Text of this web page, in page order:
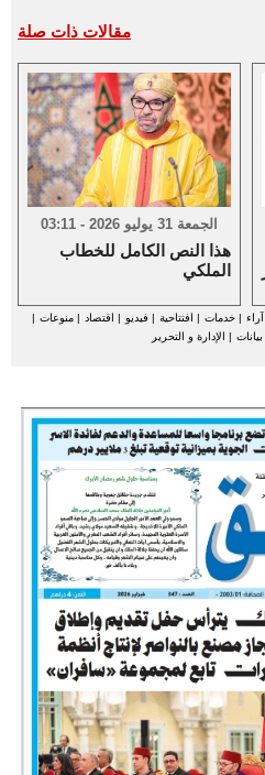
مقالات ذات صلة
الجمعة 31 يوليو 2026 - 03:11
هذا النص الكامل للخطاب
الملكي
آراء |خدمات | افتتاحية | فيديو | اقتصاد |منوعات |
بيانات | الإدارة و التحرير